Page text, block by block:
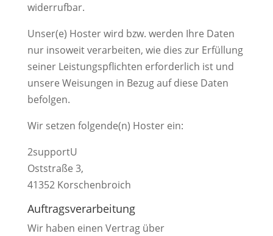
widerrufbar.
Unser(e) Hoster wird bzw. werden Ihre Daten
nur insoweit verarbeiten, wie dies zur Erfüllung
seiner Leistungspflichten erforderlich ist und
unsere Weisungen in Bezug auf diese Daten
befolgen.
Wir setzen folgende(n) Hoster ein:
2supportU
Oststraße 3,
41352 Korschenbroich
Auftragsverarbeitung
Wir haben einen Vertrag über